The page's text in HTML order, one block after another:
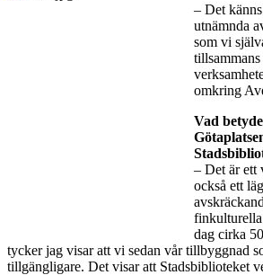
– Det
utnämnda
som vi
omkring
Vad
– Det är ett
också ett
dag cirka
tycker jag visar att vi sedan vår tillbyggnad
tillgängligare. Det visar att Stadsbiblioteket